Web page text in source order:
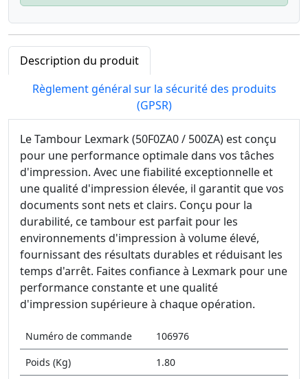
Description du produit
Règlement général sur la sécurité des produits
(GPSR)
Le Tambour Lexmark (50F0ZA0 / 500ZA) est conçu
pour une performance optimale dans vos tâches
d'impression. Avec une fiabilité exceptionnelle et
une qualité d'impression élevée, il garantit que vos
documents sont nets et clairs. Conçu pour la
durabilité, ce tambour est parfait pour les
environnements d'impression à volume élevé,
fournissant des résultats durables et réduisant les
temps d'arrêt. Faites confiance à Lexmark pour une
performance constante et une qualité
d'impression supérieure à chaque opération.
Numéro de commande
106976
Poids (Kg)
1.80